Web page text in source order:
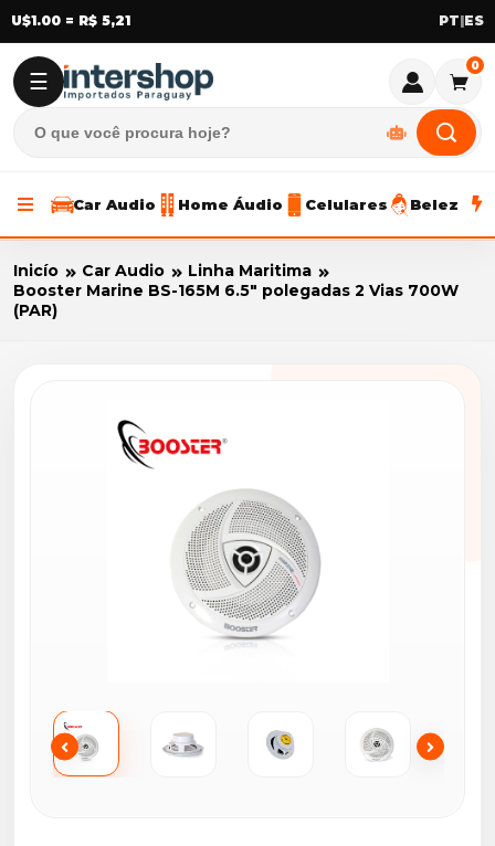
U$1.00 = R$ 5,21 |
☰
0
Car Audio Home Áudio Celulares Beleza
Inicío Car Audio
Linha Maritima
Booster Marine BS-165M 6.5" polegadas 2 Vias 700W
(PAR)